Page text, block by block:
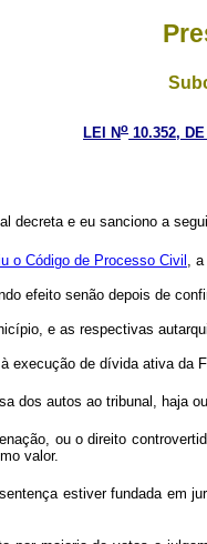
LEI No 10.352,
decreta e eu sanciono a
o Código de Processo Civil ,
efeito senão depois de
e as respectivas
de dívida ativa da
dos autos ao tribunal, haja
ou o direito
valor.
estiver fundada em